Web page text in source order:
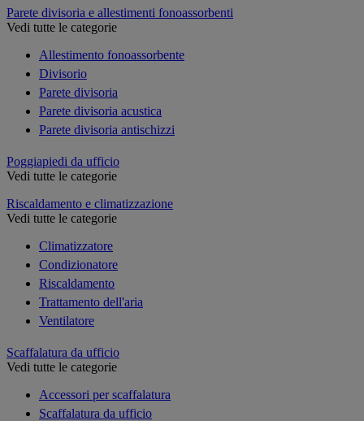
Parete divisoria e allestimenti fonoassorbenti
Vedi tutte le categorie
Allestimento fonoassorbente
Divisorio
Parete divisoria
Parete divisoria acustica
Parete divisoria antischizzi
Poggiapiedi da ufficio
Vedi tutte le categorie
Riscaldamento e climatizzazione
Vedi tutte le categorie
Climatizzatore
Condizionatore
Riscaldamento
Trattamento dell'aria
Ventilatore
Scaffalatura da ufficio
Vedi tutte le categorie
Accessori per scaffalatura
Scaffalatura da ufficio